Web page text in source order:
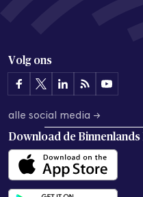
Volg ons
alle social media →
Download de